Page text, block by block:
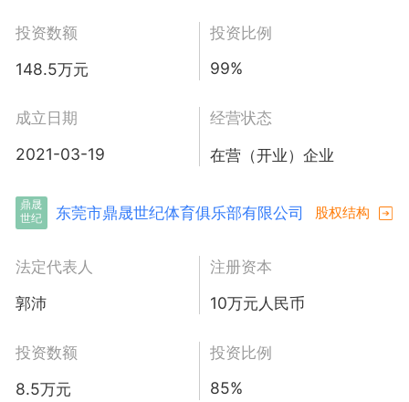
投资数额
148.5万元
投资比例
99%
成立日期
2021-03-19
经营状态
在营（开业）企业
鼎晟
世纪
东莞市鼎晟世纪体育俱乐部有限公司 股权结构
法定代表人
郭沛
注册资本
10万元人民币
投资数额
8.5万元
投资比例
85%